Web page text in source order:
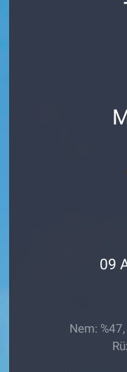
09
Nem: